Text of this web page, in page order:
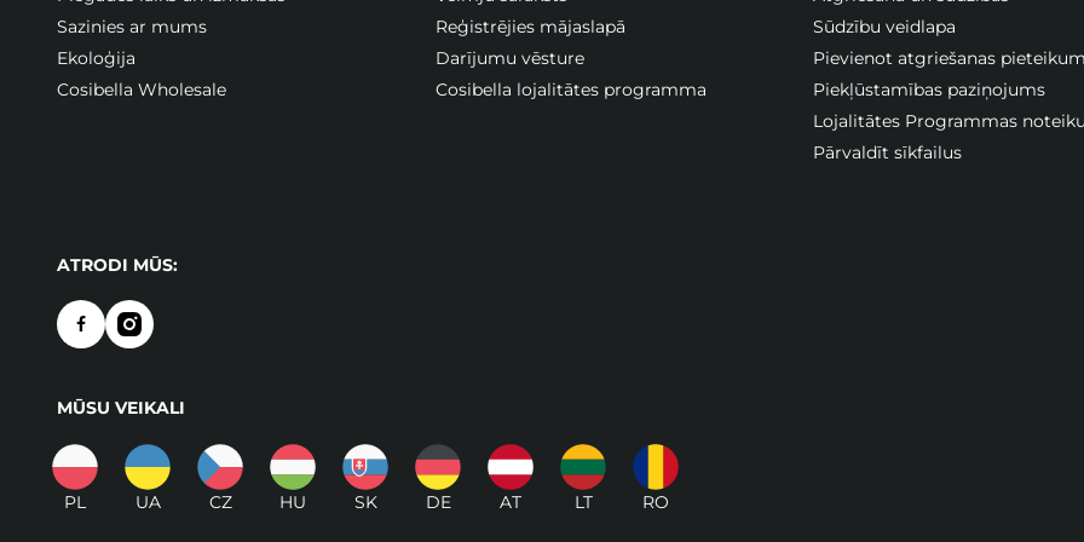
Sazinies ar mums
Ekoloģija
Cosibella Wholesale
Reģistrējies mājaslapā
Darījumu vēsture
Cosibella lojalitātes programma
Sūdzību veidlapa
Pievienot atgriešanas
Piekļūstamības paziņojums
Lojalitātes Programmas
Pārvaldīt sīkfailus
ATRODI MŪS:
MŪSU VEIKALI
PL UA CZ HU SK DE AT LT RO